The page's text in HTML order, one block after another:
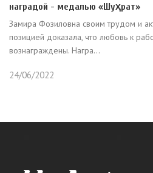
наградой - медалью «Шуҳрат»
Замира Фозиловна своим трудом и
позицией доказала, что любовь к
вознаграждены. Награ...
24/06/2022